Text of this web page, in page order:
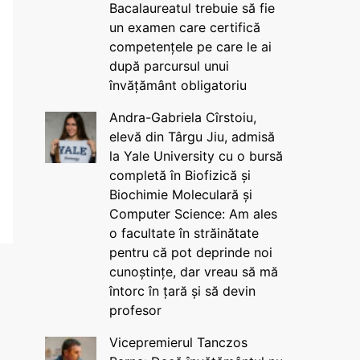
Bacalaureatul trebuie să fie
un examen care certifică
competențele pe care le ai
după parcursul unui
învățământ obligatoriu
Andra-Gabriela Cîrstoiu,
elevă din Târgu Jiu, admisă
la Yale University cu o bursă
completă în Biofizică și
Biochimie Moleculară și
Computer Science: Am ales
o facultate în străinătate
pentru că pot deprinde noi
cunoștințe, dar vreau să mă
întorc în țară și să devin
profesor
Vicepremierul Tanczos